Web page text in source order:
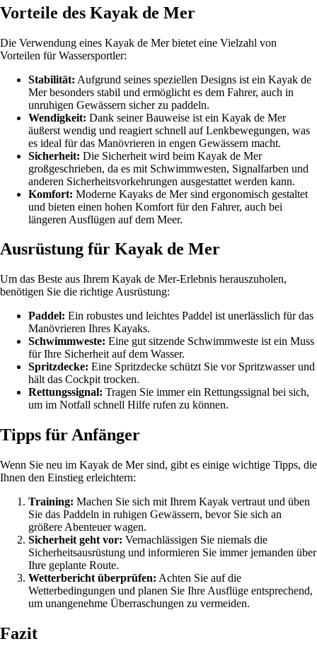
Vorteile des Kayak de Mer
Die Verwendung eines Kayak de Mer bietet eine Vielzahl von
Vorteilen für Wassersportler:
Stabilität: Aufgrund seines speziellen Designs ist ein Kayak de
Mer besonders stabil und ermöglicht es dem Fahrer, auch in
unruhigen Gewässern sicher zu paddeln.
Wendigkeit: Dank seiner Bauweise ist ein Kayak de Mer
äußerst wendig und reagiert schnell auf Lenkbewegungen, was
es ideal für das Manövrieren in engen Gewässern macht.
Sicherheit: Die Sicherheit wird beim Kayak de Mer
großgeschrieben, da es mit Schwimmwesten, Signalfarben und
anderen Sicherheitsvorkehrungen ausgestattet werden kann.
Komfort: Moderne Kayaks de Mer sind ergonomisch gestaltet
und bieten einen hohen Komfort für den Fahrer, auch bei
längeren Ausflügen auf dem Meer.
Ausrüstung für Kayak de Mer
Um das Beste aus Ihrem Kayak de Mer-Erlebnis herauszuholen,
benötigen Sie die richtige Ausrüstung:
Paddel: Ein robustes und leichtes Paddel ist unerlässlich für das
Manövrieren Ihres Kayaks.
Schwimmweste: Eine gut sitzende Schwimmweste ist ein Muss
für Ihre Sicherheit auf dem Wasser.
Spritzdecke: Eine Spritzdecke schützt Sie vor Spritzwasser und
hält das Cockpit trocken.
Rettungssignal: Tragen Sie immer ein Rettungssignal bei sich,
um im Notfall schnell Hilfe rufen zu können.
Tipps für Anfänger
Wenn Sie neu im Kayak de Mer sind, gibt es einige wichtige Tipps, die
Ihnen den Einstieg erleichtern:
Training: Machen Sie sich mit Ihrem Kayak vertraut und üben
Sie das Paddeln in ruhigen Gewässern, bevor Sie sich an
größere Abenteuer wagen.
Sicherheit geht vor: Vernachlässigen Sie niemals die
Sicherheitsausrüstung und informieren Sie immer jemanden über
Ihre geplante Route.
Wetterbericht überprüfen: Achten Sie auf die
Wetterbedingungen und planen Sie Ihre Ausflüge entsprechend,
um unangenehme Überraschungen zu vermeiden.
Fazit